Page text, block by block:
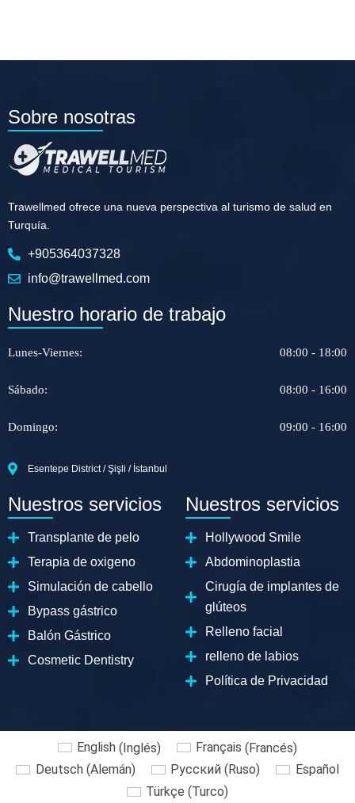
Sobre nosotras
Trawellmed ofrece una nueva perspectiva al turismo de salud en
Turquía.
+905364037328
info@trawellmed.com
Nuestro horario de trabajo
Lunes-Viernes: 08:00 - 18:00
Sábado: 08:00 - 16:00
Domingo: 09:00 - 16:00
Esentepe District / Şişli / İstanbul
Nuestros servicios
Transplante de pelo
Terapia de oxigeno
Simulación de cabello
Bypass gástrico
Balón Gástrico
Cosmetic Dentistry
Nuestros servicios
Hollywood Smile
Abdominoplastia
Cirugía de implantes de
glúteos
Relleno facial
relleno de labios
Política de Privacidad
English (Inglés) Français (Francés)
Deutsch(Alemán) Русский ( Ruso)
Español
Türkçe (Turco)